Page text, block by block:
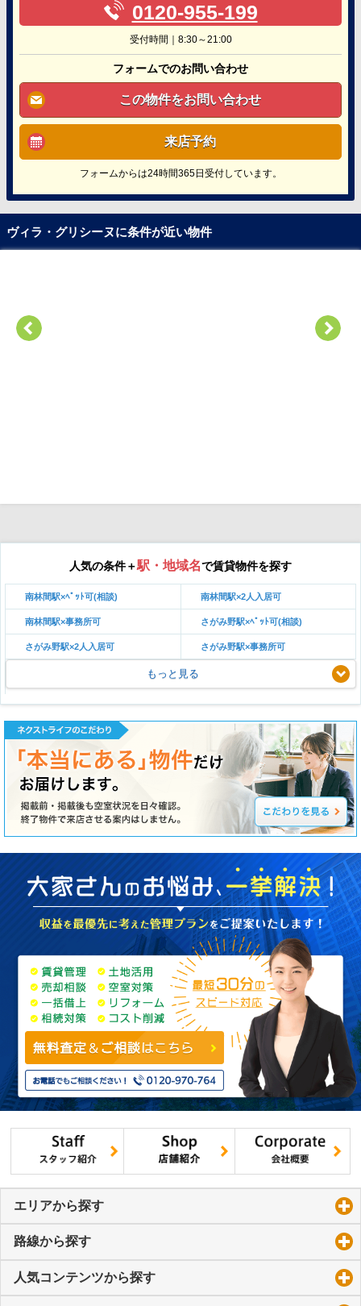
0120-955-199
受付時間｜8:30～21:00
フォームでのお問い合わせ
この物件をお問い合わせ
来店予約
フォームからは24時間365日受付しています。
ヴィラ・グリシーヌに条件が近い物件
人気の条件＋駅・地域名で賃貸物件を探す
南林間駅×ﾍﾟｯﾄ可(相談) 南林間駅×2人入居可
南林間駅×事務所可 さがみ野駅×ﾍﾟｯﾄ可(相談)
さがみ野駅×2人入居可 さがみ野駅×事務所可
もっと見る
エリアから探す
路線から探す
人気コンテンツから探す